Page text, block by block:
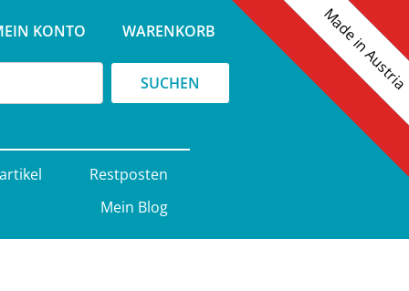
KONTO WARENKORB
SUCHEN
Restposten
Mein Blog
Made in Austria